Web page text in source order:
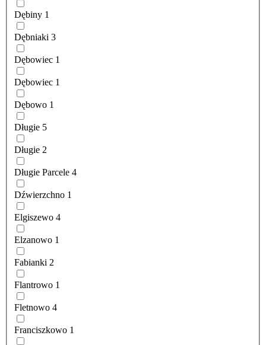
Dębiny 1
Dębniaki 3
Dębowiec 1
Dębowiec 1
Dębowo 1
Długie 5
Długie 2
Długie Parcele 4
Dźwierzchno 1
Elgiszewo 4
Elzanowo 1
Fabianki 2
Flantrowo 1
Fletnowo 4
Franciszkowo 1